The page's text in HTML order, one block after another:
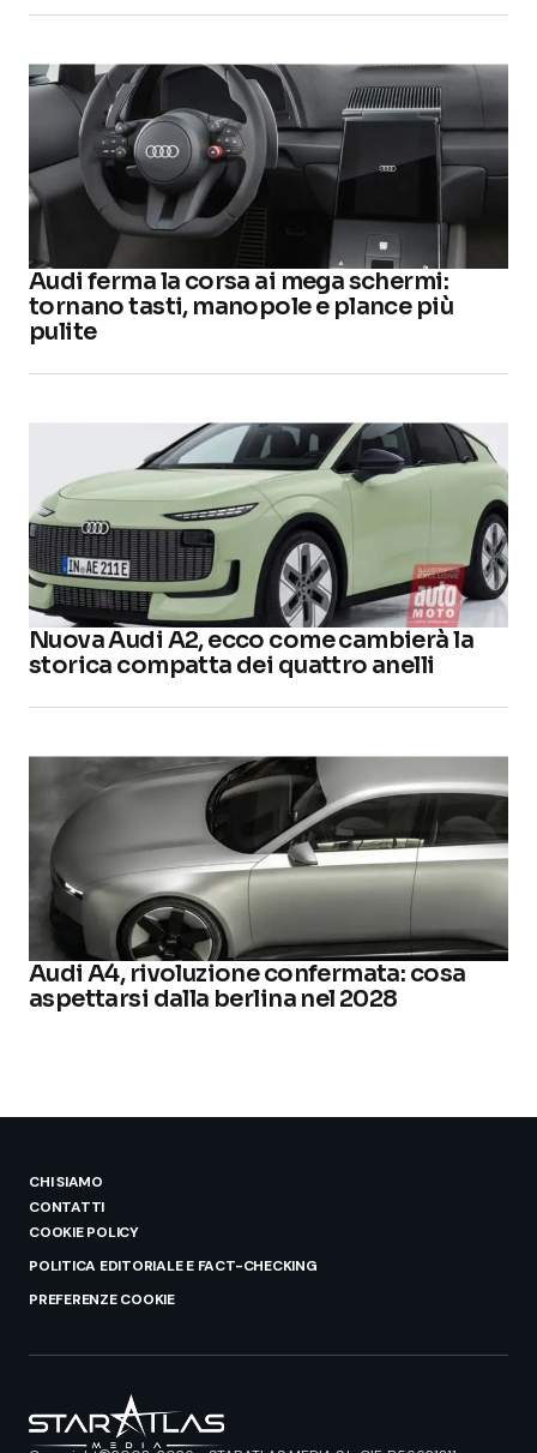
Audi ferma la corsa ai mega schermi:
tornano tasti, manopole e plance più
pulite
Nuova Audi A2, ecco come cambierà la
storica compatta dei quattro anelli
Audi A4, rivoluzione confermata: cosa
aspettarsi dalla berlina nel 2028
CHI SIAMO
CONTATTI
COOKIE POLICY
POLITICA EDITORIALE E FACT-CHECKING
PREFERENZE COOKIE